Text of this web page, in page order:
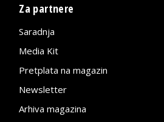
Za partnere
Saradnja
Media Kit
Pretplata na magazin
Newsletter
Arhiva magazina